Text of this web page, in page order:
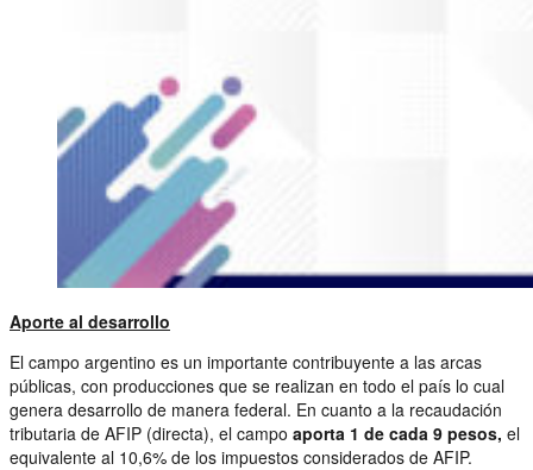
Aporte al desarrollo
El campo argentino es un importante contribuyente a las arcas
públicas, con producciones que se realizan en todo el país lo cual
genera desarrollo de manera federal. En cuanto a la recaudación
tributaria de AFIP (directa), el campo aporta 1 de cada 9 pesos, el
equivalente al 10,6% de los impuestos considerados de AFIP.